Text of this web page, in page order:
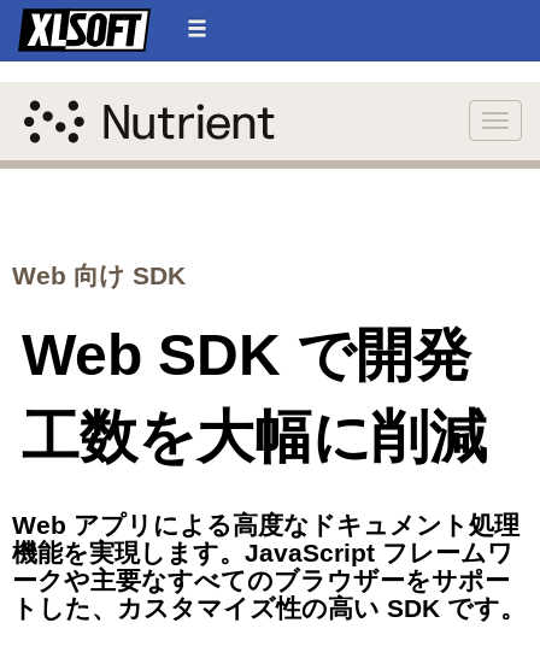
Web 向け SDK
Web SDK で開発
工数を大幅に削減
Web アプリによる高度なドキュメント処理
機能を実現します。JavaScript フレームワ
ークや主要なすべてのブラウザーをサポー
トした、カスタマイズ性の高い SDK です。